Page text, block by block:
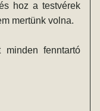
hoz a testvérek
mertünk volna.
fenntartó